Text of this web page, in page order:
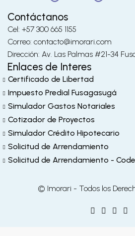
Contáctanos
Cel: +57 300 665 1155
Correo: contacto@imorari.com
Dirección: Av. Las Palmas #21-34
Enlaces de Interes
Certificado de Libertad
Impuesto Predial Fusagasugá
Simulador Gastos Notariales
Cotizador de Proyectos
Simulador Crédito Hipotecario
Solicitud de Arrendamiento
Solicitud de Arrendamiento -
© Imorari - Todos los